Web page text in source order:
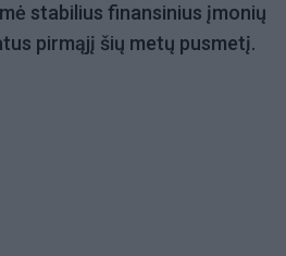
stabilius finansinius įmonių
pirmąjį šių metų pusmetį.